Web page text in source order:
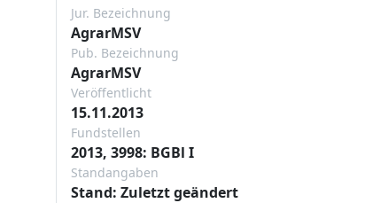
Jur. Bezeichnung
AgrarMSV
Pub. Bezeichnung
AgrarMSV
Veröffentlicht
15.11.2013
Fundstellen
2013, 3998: BGBl I
Standangaben
Stand: Zuletzt geändert